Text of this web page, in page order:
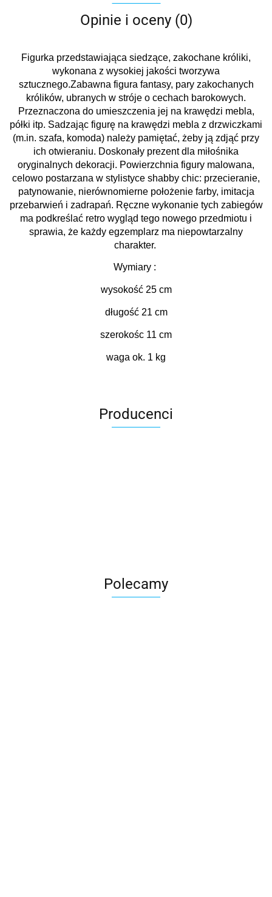
Opinie i oceny (0)
Figurka przedstawiająca siedzące, zakochane króliki,
wykonana z wysokiej jakości tworzywa
sztucznego.Zabawna figura fantasy, pary zakochanych
królików, ubranych w stróje o cechach barokowych.
Przeznaczona do umieszczenia jej na krawędzi mebla,
półki itp. Sadzając figurę na krawędzi mebla z drzwiczkami
(m.in. szafa, komoda) należy pamiętać, żeby ją zdjąć przy
ich otwieraniu. Doskonały prezent dla miłośnika
oryginalnych dekoracji. Powierzchnia figury malowana,
celowo postarzana w stylistyce shabby chic: przecieranie,
patynowanie, nierównomierne położenie farby, imitacja
przebarwień i zadrapań. Ręczne wykonanie tych zabiegów
ma podkreślać retro wygląd tego nowego przedmiotu i
sprawia, że każdy egzemplarz ma niepowtarzalny
charakter.
Wymiary :
wysokość 25 cm
długość 21 cm
szerokośc 11 cm
waga ok. 1 kg
Producenci
Polecamy